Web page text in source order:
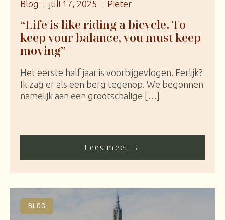
Blog juli 17, 2025 Pieter
“Life is like riding a bicycle. To
keep your balance, you must keep
moving”
Het eerste half jaar is voorbijgevlogen. Eerlijk?
Ik zag er als een berg tegenop. We begonnen
namelijk aan een grootschalige […]
Lees meer →
BLOG